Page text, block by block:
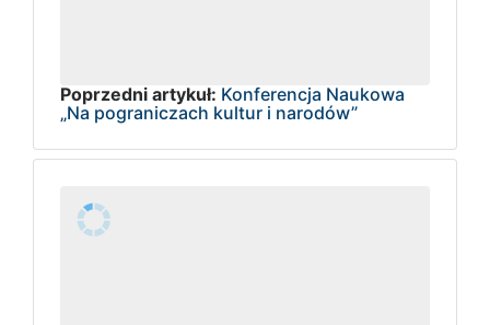
Poprzedni artykuł: Konferencja Naukowa
„Na pograniczach kultur i narodów”